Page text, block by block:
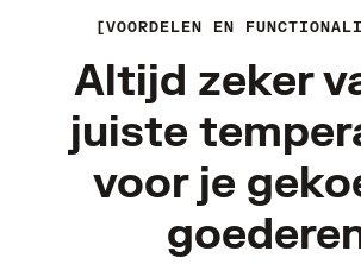
VOORDELEN EN
Altijd zeker
juiste
voor je